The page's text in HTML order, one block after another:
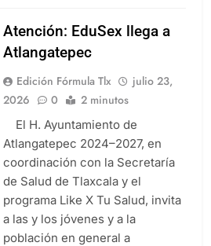
Atención: EduSex llega a
Atlangatepec
Edición Fórmula Tlx
julio 23,
2026
0 2 minutos
El H. Ayuntamiento de
Atlangatepec 2024–2027, en
coordinación con la Secretaría
de Salud de Tlaxcala y el
programa Like X Tu Salud, invita
a las y los jóvenes y a la
población en general a